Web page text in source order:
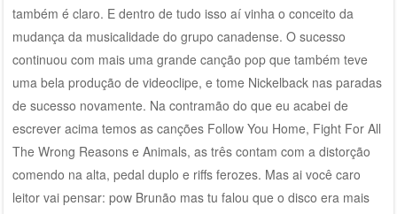
também é claro. E dentro de tudo isso aí vinha o conceito da
mudança da musicalidade do grupo canadense. O sucesso
continuou com mais uma grande canção pop que também teve
uma bela produção de videoclipe, e tome Nickelback nas paradas
de sucesso novamente. Na contramão do que eu acabei de
escrever acima temos as canções Follow You Home, Fight For All
The Wrong Reasons e Animals, as três contam com a distorção
comendo na alta, pedal duplo e riffs ferozes. Mas ai você caro
leitor vai pensar: pow Brunão mas tu falou que o disco era mais